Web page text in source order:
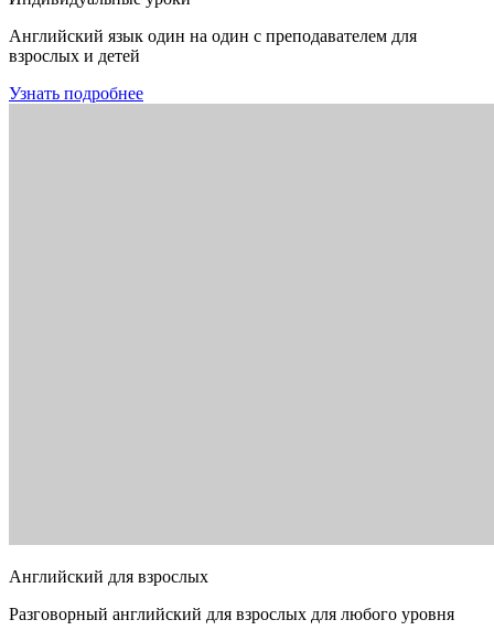
Английский язык один на один с преподавателем для
взрослых и детей
Узнать подробнее
Английский для взрослых
Разговорный английский для взрослых для любого уровня